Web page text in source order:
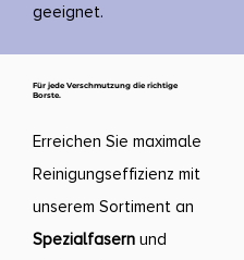
geeignet.
Für jede Verschmutzung die richtige
Borste.
Erreichen Sie maximale
Reinigungseffizienz mit
unserem Sortiment an
Spezialfasernund